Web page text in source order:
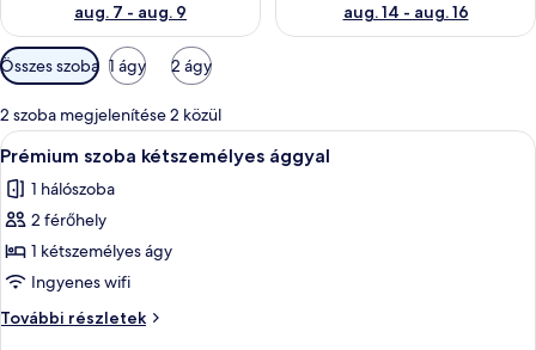
aug. 7 - aug. 9
aug. 14 - aug. 16
Szobákhoz
rendelkezésre
álló
szűrők
Összes szoba 1 ágy 2 ágy
2 szoba megjelenítése 2 közül
A
következő
szoba
összes
képének
megtekintése:
Prémium
szoba
Egy szállodai szoba, amelyben van
4
Prémium szoba kétszemélyes ággyal
1 hálószoba
2 férőhely
1 kétszemélyes ágy
Ingyenes wifi
További részletek
Prémium